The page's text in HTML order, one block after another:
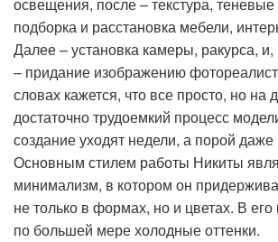
освещения, после – текстура,
подборка и расстановка мебели,
Далее – установка камеры, ракурса,
– придание изображению
словах кажется, что все просто, но на
достаточно трудоемкий процесс
создание уходят недели, а порой
Основным стилем работы Никиты
минимализм, в котором он
не только в формах, но и цветах. В его
по большей мере холодные оттенки.